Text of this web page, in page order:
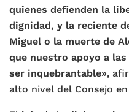
quienes defienden la
dignidad, y la reciente
Miguel o la muerte de
que nuestro apoyo a
ser inquebrantable»,
alto nivel del Consejo